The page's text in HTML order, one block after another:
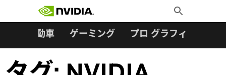
Toggle
Search
自動車 ゲーミング プロ グラフィックス